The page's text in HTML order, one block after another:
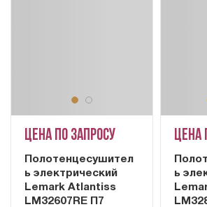
Цена по запросу
Полотенцесушител
ь электрический
Lemark Atlantiss
LM32607RE П7
Цена
ь